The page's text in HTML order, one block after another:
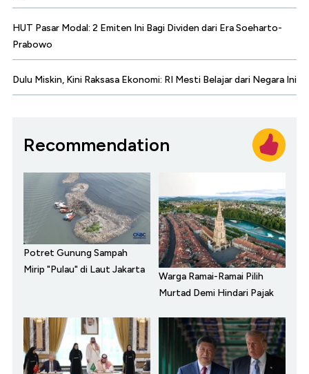
HUT Pasar Modal: 2 Emiten Ini Bagi Dividen dari Era Soeharto-
Prabowo
Dulu Miskin, Kini Raksasa Ekonomi: RI Mesti Belajar dari Negara Ini
Recommendation
Potret Gunung Sampah
Mirip "Pulau" di Laut Jakarta
Warga Ramai-Ramai Pilih
Murtad Demi Hindari Pajak